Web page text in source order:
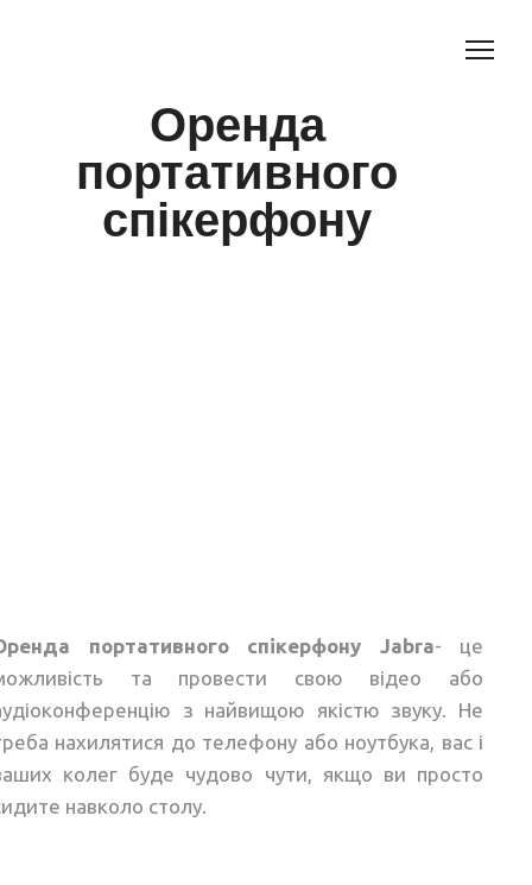
портативного спікерфону Jabra- це
та провести свою відео або
з найвищою якістю звуку. Не
нахилятися до телефону або ноутбука, вас і
колег буде чудово чути, якщо ви просто
навколо столу.
Оренда
портативного
спікерфону